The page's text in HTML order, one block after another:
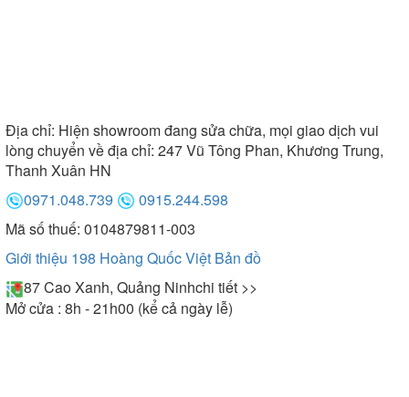
Địa chỉ: Hiện showroom đang sửa chữa, mọi giao dịch vui
lòng chuyển về địa chỉ: 247 Vũ Tông Phan, Khương Trung,
Thanh Xuân HN
0971.048.739
0915.244.598
Mã số thuế: 0104879811-003
Giới thiệu 198 Hoàng Quốc Việt Bản đồ
87 Cao Xanh, Quảng Ninhchi tiết >>
Mở cửa : 8h - 21h00 (kể cả ngày lễ)